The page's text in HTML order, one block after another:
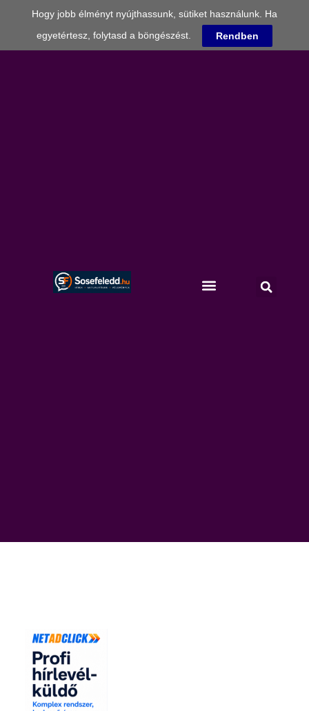
Hogy jobb élményt nyújthassunk, sütiket használunk. Ha
egyetértesz, folytasd a böngészést.
Rendben